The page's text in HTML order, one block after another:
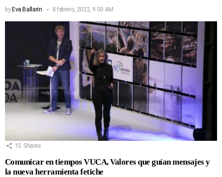
by Eva Ballarin 8 febrero, 2022, 9:00 AM
15 Shares
Comunicar en tiempos VUCA, Valores que guían mensajes y
la nueva herramienta fetiche